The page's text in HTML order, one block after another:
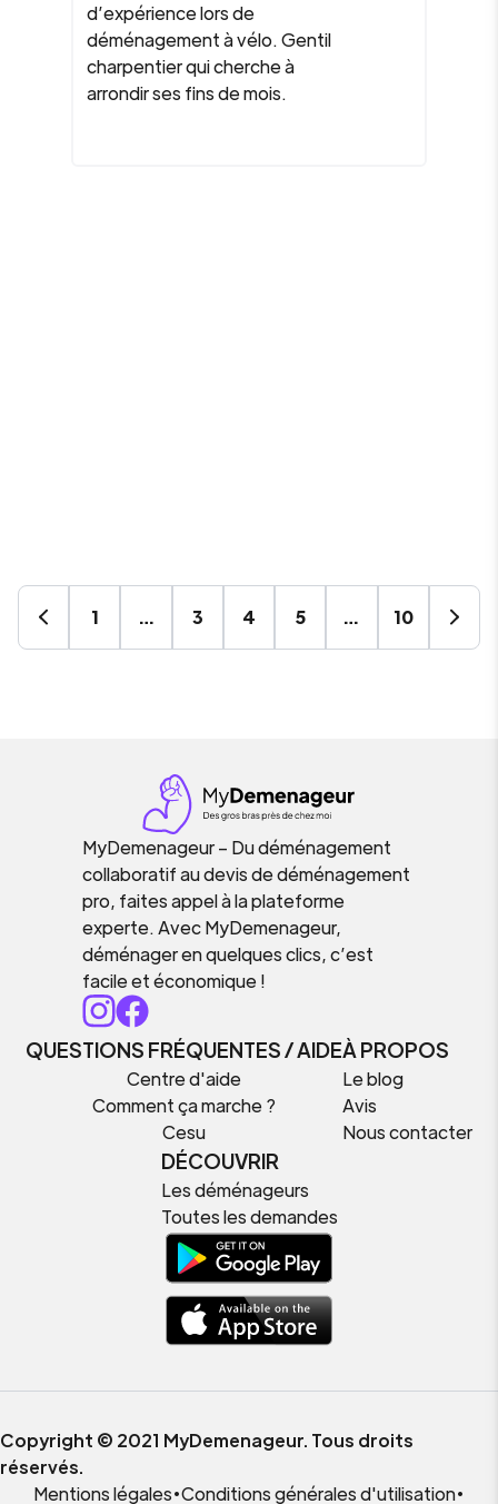
d’expérience lors de
déménagement à vélo. Gentil
charpentier qui cherche à
arrondir ses fins de mois.
1 … 3 4 5 … 10
MyDemenageur – Du déménagement
collaboratif au devis de déménagement
pro, faites appel à la plateforme
experte. Avec MyDemenageur,
déménager en quelques clics, c’est
facile et économique !
QUESTIONS FRÉQUENTES / AIDE
Centre d'aide
Comment ça marche ?
Cesu
À PROPOS
Le blog
Avis
Nous contacter
DÉCOUVRIR
Les déménageurs
Toutes les demandes
Copyright © 2021 MyDemenageur. Tous droits
réservés.
Mentions légales•Conditions générales d'utilisation•